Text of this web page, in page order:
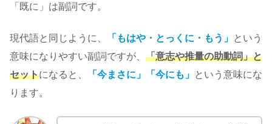
「既に」は副詞です。
現代語と同じように、 「もはや・とっくに・もう」
という
意味になりやすい副詞ですが、 「意志や推量の助動詞」と
セットになると、 「今まさに」「今にも」
という意味にな
ります。